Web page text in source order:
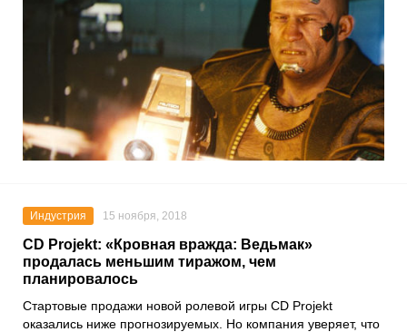
Индустрия 15 ноября, 2018
CD Projekt: «Кровная вражда: Ведьмак»
продалась меньшим тиражом, чем
планировалось
Стартовые продажи новой ролевой игры CD Projekt
оказались ниже прогнозируемых. Но компания уверяет, что